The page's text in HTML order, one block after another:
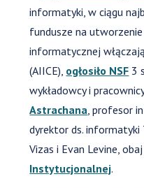
informatyki, w ciągu
fundusze na
informatycznej
(AIICE), ogłosiło NSF 3
wykładowcy i
Astrachana , profesor
dyrektor ds. informatyki
Vizas i Evan Levine,
Instytucjonalnej.